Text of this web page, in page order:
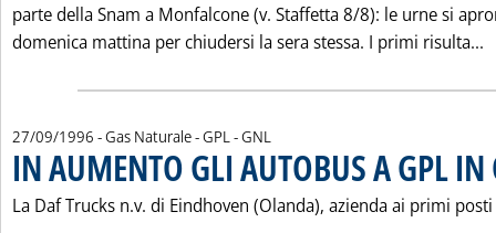
parte della Snam a Monfalcone (v. Staffetta 8/8): le urne si
domenica mattina per chiudersi la sera stessa. I primi risulta...
27/09/1996 - Gas Naturale - GPL - GNL
IN AUMENTO GLI AUTOBUS A GPL
La Daf Trucks n.v. di Eindhoven (Olanda), azienda ai primi posti